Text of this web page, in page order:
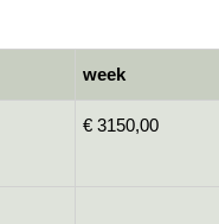
week
€ 3150,00